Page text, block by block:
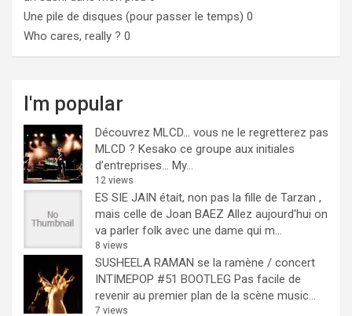
Une pile de disques (pour passer le temps) 0
Who cares, really ? 0
I'm popular
Découvrez MLCD… vous ne le regretterez pas
MLCD ? Kesako ce groupe aux initiales
d’entreprises… My...
12 views
ES SIE JAIN était, non pas la fille de Tarzan ,
mais celle de Joan BAEZ Allez aujourd'hui on
va parler folk avec une dame qui m...
8 views
SUSHEELA RAMAN se la ramène / concert
INTIMEPOP #51 BOOTLEG Pas facile de
revenir au premier plan de la scène music...
7 views